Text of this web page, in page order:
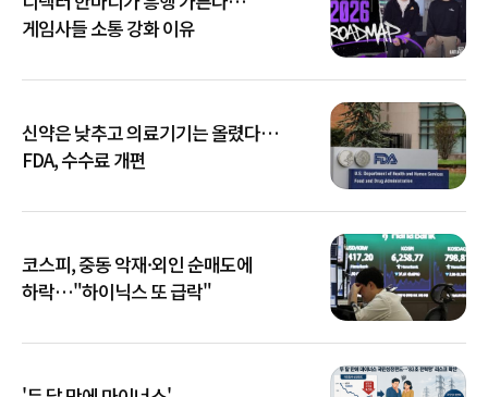
게임사들 소통 강화 이유
신약은 낮추고 의료기기는 올렸다…
FDA, 수수료 개편
코스피, 중동 악재·외인 순매도에
하락…"하이닉스 또 급락"